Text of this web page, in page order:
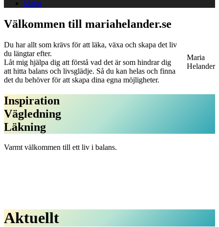
Maria
Välkommen till mariahelander.se
Maria
Helander
Du har allt som krävs för att läka, växa och skapa det liv
du längtar efter.
Låt mig hjälpa dig att förstå vad det är som hindrar dig
att hitta balans och livsglädje. Så du kan helas och finna
det du behöver för att skapa dina egna möjligheter.
Inspiration
Vägledning
Läkning
Varmt välkommen till ett liv i balans.
Aktuellt